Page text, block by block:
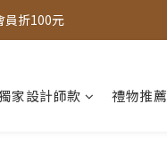
免運｜滿1500宅配免運
員折100元
免運｜滿1500宅配免運
家設計師款 禮物推薦